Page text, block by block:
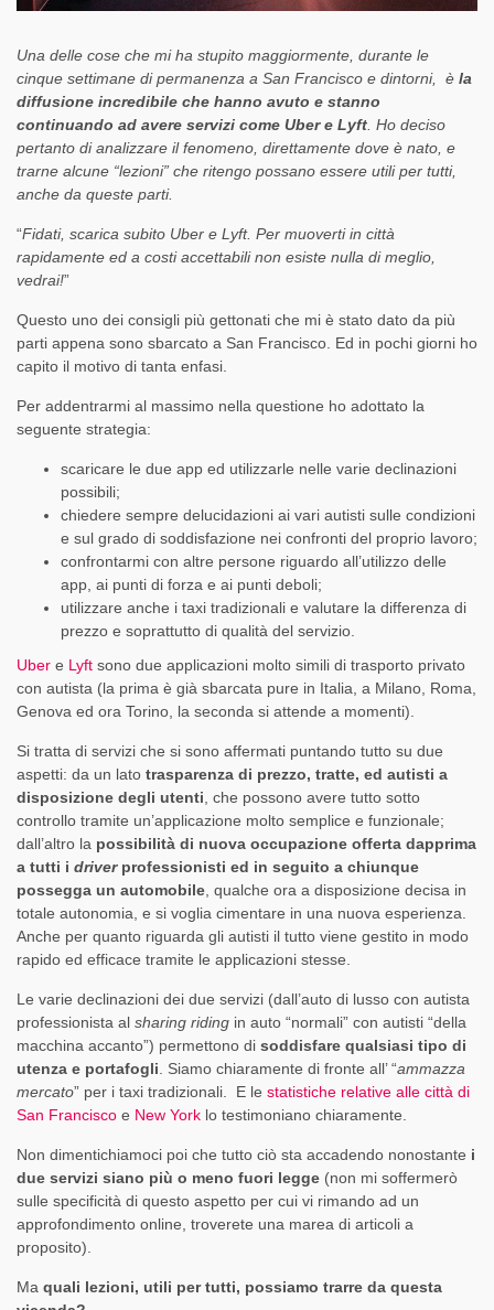
Una delle cose che mi ha stupito maggiormente, durante le
cinque settimane di permanenza a San Francisco e dintorni, è la
diffusione incredibile che hanno avuto e stanno
continuando ad avere servizi come Uber e Lyft. Ho deciso
pertanto di analizzare il fenomeno, direttamente dove è nato, e
trarne alcune “lezioni” che ritengo possano essere utili per tutti,
anche da queste parti.
“Fidati, scarica subito Uber e Lyft. Per muoverti in città
rapidamente ed a costi accettabili non esiste nulla di meglio,
vedrai!”
Questo uno dei consigli più gettonati che mi è stato dato da più
parti appena sono sbarcato a San Francisco. Ed in pochi giorni ho
capito il motivo di tanta enfasi.
Per addentrarmi al massimo nella questione ho adottato la
seguente strategia:
scaricare le due app ed utilizzarle nelle varie declinazioni
possibili;
chiedere sempre delucidazioni ai vari autisti sulle condizioni
e sul grado di soddisfazione nei confronti del proprio lavoro;
confrontarmi con altre persone riguardo all’utilizzo delle
app, ai punti di forza e ai punti deboli;
utilizzare anche i taxi tradizionali e valutare la differenza di
prezzo e soprattutto di qualità del servizio.
Uber e Lyft sono due applicazioni molto simili di trasporto privato
con autista (la prima è già sbarcata pure in Italia, a Milano, Roma,
Genova ed ora Torino, la seconda si attende a momenti).
Si tratta di servizi che si sono affermati puntando tutto su due
aspetti: da un lato trasparenza di prezzo, tratte, ed autisti a
disposizione degli utenti, che possono avere tutto sotto
controllo tramite un’applicazione molto semplice e funzionale;
dall’altro la possibilità di nuova occupazione offerta dapprima
a tutti i driverprofessionisti ed in seguito a chiunque
possegga un automobile, qualche ora a disposizione decisa in
totale autonomia, e si voglia cimentare in una nuova esperienza.
Anche per quanto riguarda gli autisti il tutto viene gestito in modo
rapido ed efficace tramite le applicazioni stesse.
Le varie declinazioni dei due servizi (dall’auto di lusso con autista
professionista al sharing riding in auto “normali” con autisti “della
macchina accanto”) permettono di soddisfare qualsiasi tipo di
utenza e portafogli. Siamo chiaramente di fronte all’ “ammazza
mercato” per i taxi tradizionali. E le statistiche relative alle città di
San Francisco e New York lo testimoniano chiaramente.
Non dimentichiamoci poi che tutto ciò sta accadendo nonostante i
due servizi siano più o meno fuori legge (non mi soffermerò
sulle specificità di questo aspetto per cui vi rimando ad un
approfondimento online, troverete una marea di articoli a
proposito).
Ma quali lezioni, utili per tutti, possiamo trarre da questa